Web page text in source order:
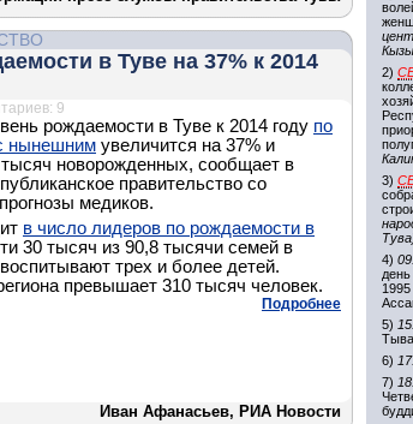
в Туве на 37% к 2014
9
рождаемости в Туве к 2014 году по
нынешним увеличится на 37% и
тысяч новорожденных, сообщает в
правительство со
медиков.
в число лидеров по рождаемости в
30 тысяч из 90,8 тысячи семей в
трех и более детей.
превышает 310 тысяч человек.
Подробнее
Иван Афанасьев, РИА Новости
2)
3)
4)
5)
Тыва
6)
7)